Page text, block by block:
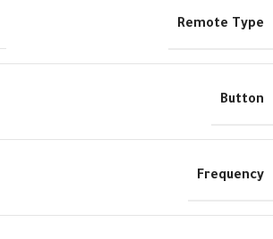
Remote Type
Button
Frequency